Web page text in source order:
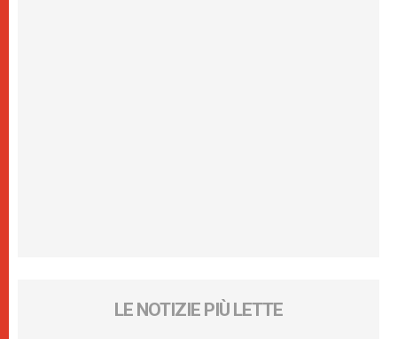
LE NOTIZIE PIÙ LETTE